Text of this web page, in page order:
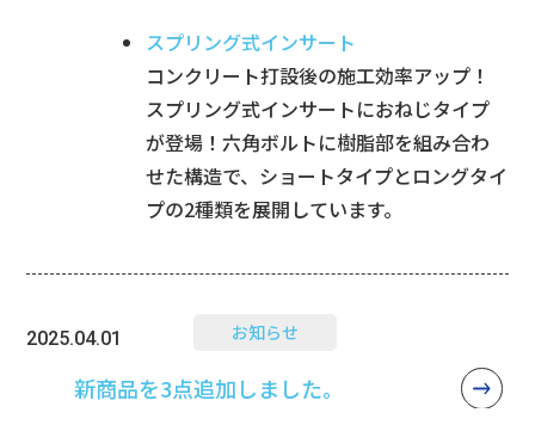
スプリング式インサート
コンクリート打設後の施工効率アップ！
スプリング式インサートにおねじタイプ
が登場！六角ボルトに樹脂部を組み合わ
せた構造で、ショートタイプとロングタイ
プの2種類を展開しています。
2025.04.01 お知らせ
新商品を3点追加しました。